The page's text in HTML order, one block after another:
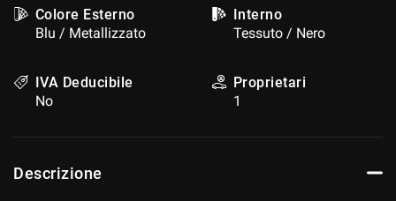
Colore Esterno
Blu / Metallizzato
Interno
Tessuto / Nero
IVA Deducibile
No
Proprietari
1
Descrizione